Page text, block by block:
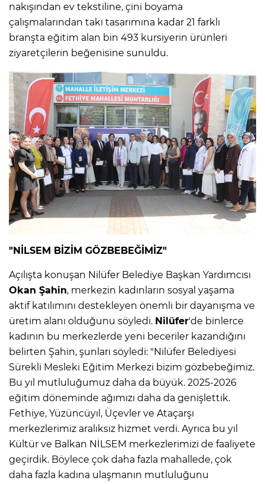
nakışından ev tekstiline, çini boyama
çalışmalarından takı tasarımına kadar 21 farklı
branşta eğitim alan bin 493 kursiyerin ürünleri
ziyaretçilerin beğenisine sunuldu.
"NİLSEM BİZİM GÖZBEBEĞİMİZ"
Açılışta konuşan Nilüfer Belediye Başkan Yardımcısı
Okan Şahin, merkezin kadınların sosyal yaşama
aktif katılımını destekleyen önemli bir dayanışma ve
üretim alanı olduğunu söyledi. Nilüfer'de binlerce
kadının bu merkezlerde yeni beceriler kazandığını
belirten Şahin, şunları söyledi: "Nilüfer Belediyesi
Sürekli Mesleki Eğitim Merkezi bizim gözbebeğimiz.
Bu yıl mutluluğumuz daha da büyük. 2025-2026
eğitim döneminde ağımızı daha da genişlettik.
Fethiye, Yüzüncüyıl, Üçevler ve Ataçarşı
merkezlerimiz aralıksız hizmet verdi. Ayrıca bu yıl
Kültür ve Balkan NİLSEM merkezlerimizi de faaliyete
geçirdik. Böylece çok daha fazla mahallede, çok
daha fazla kadına ulaşmanın mutluluğunu